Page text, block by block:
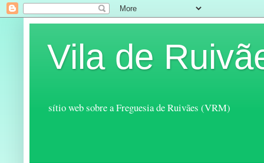
Vila de
sítio web sobre a Freguesia de Ruivães (VRM)